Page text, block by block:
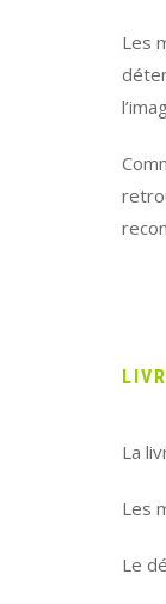
Les
La
Les
Le